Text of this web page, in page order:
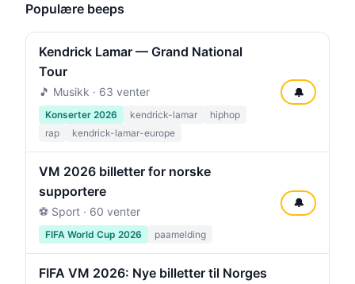
Populære beeps
Kendrick Lamar — Grand National
Tour
🎵 Musikk · 63 venter
Konserter 2026 kendrick-lamar
hiphop
rap
kendrick-lamar-europe
🔔
VM 2026 billetter for norske
supportere
⚽ Sport · 60 venter
FIFA World Cup 2026 paamelding
🔔
FIFA VM 2026: Nye billetter til Norges